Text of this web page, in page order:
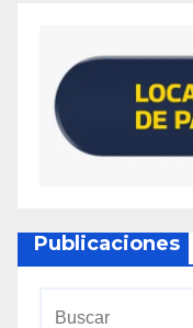
Publicaciones